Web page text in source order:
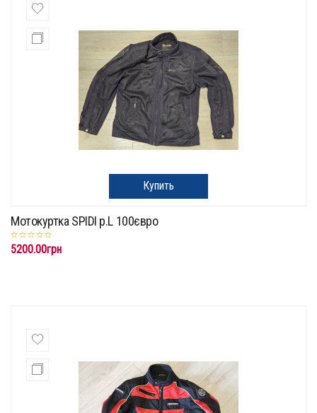
Купить
Мотокуртка SPIDI p.L 100євро
5200.00грн